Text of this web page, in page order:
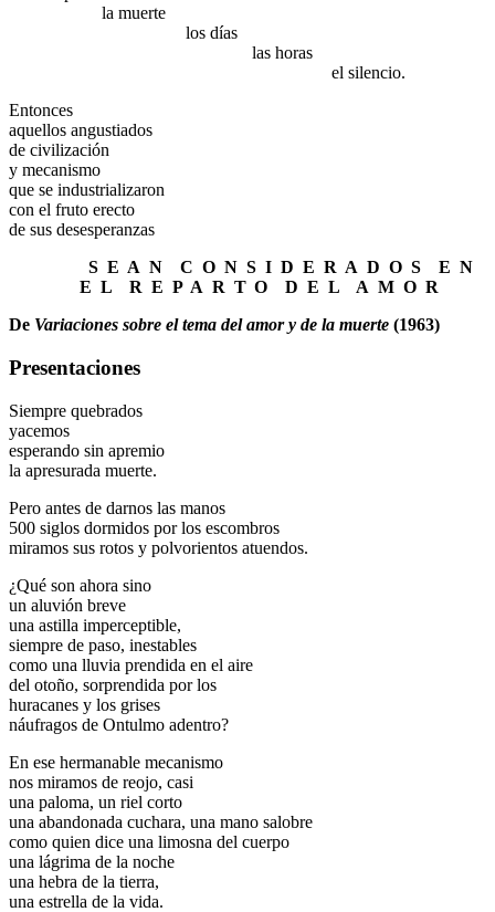
la muerte
los días
las horas
el silencio.
Entonces
aquellos angustiados
de civilización
y mecanismo
que se industrializaron
con el fruto erecto
de sus desesperanzas
S E A N C O N S I D E R A D O S E N
E L R E P. A R T. O D E L A M O R
De Variaciones sobre el tema del amor y de la muerte (1963)
Presentaciones
Siempre quebrados
yacemos
esperando sin apremio
la apresurada muerte.
Pero antes de darnos las manos
500 siglos dormidos por los escombros
miramos sus rotos y polvorientos atuendos.
¿Qué son ahora sino
un aluvión breve
una astilla imperceptible,
siempre de paso, inestables
como una lluvia prendida en el aire
del otoño, sorprendida por los
huracanes y los grises
náufragos de Ontulmo adentro?
En ese hermanable mecanismo
nos miramos de reojo, casi
una paloma, un riel corto
una abandonada cuchara, una mano salobre
como quien dice una limosna del cuerpo
una lágrima de la noche
una hebra de la tierra,
una estrella de la vida.